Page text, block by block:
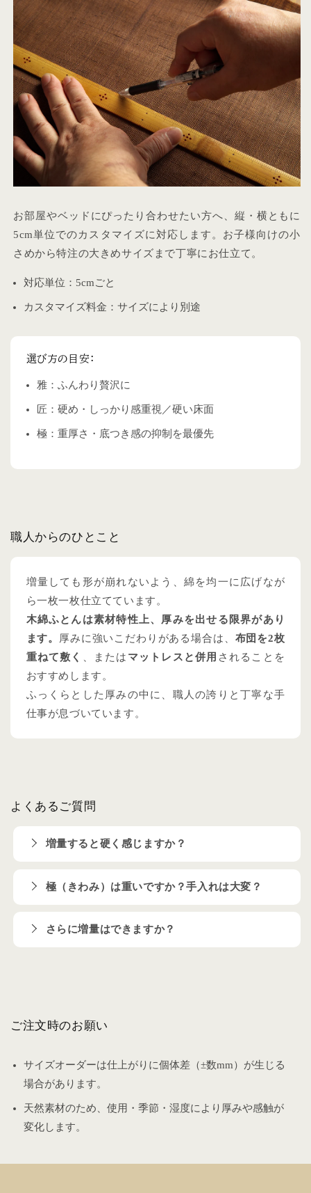
お部屋やベッドにぴったり合わせたい方へ、縦・横ともに
5cm単位でのカスタマイズに対応します。お子様向けの小
さめから特注の大きめサイズまで丁寧にお仕立て。
対応単位：5cmごと
カスタマイズ料金：サイズにより別途
選び方の目安：
雅：ふんわり贅沢に
匠：硬め・しっかり感重視／硬い床面
極：重厚さ・底つき感の抑制を最優先
職人からのひとこと
増量しても形が崩れないよう、綿を均一に広げなが
ら一枚一枚仕立てています。
木綿ふとんは素材特性上、厚みを出せる限界があり
ます。
厚みに強いこだわりがある場合は、 布団を2枚
重ねて敷く
、または マットレスと併用 されることを
おすすめします。
ふっくらとした厚みの中に、職人の誇りと丁寧な手
仕事が息づいています。
よくあるご質問
増量すると硬く感じますか？
極（きわみ）は重いですか？手入れは大変？
さらに増量はできますか？
ご注文時のお願い
サイズオーダーは仕上がりに個体差（±数mm）が生じる
場合があります。
天然素材のため、使用・季節・湿度により厚みや感触が
変化します。